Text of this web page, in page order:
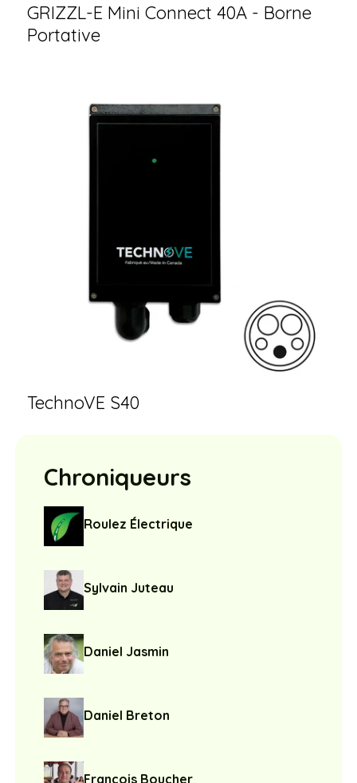
GRIZZL-E Mini Connect 40A - Borne
Portative
TechnoVE S40
Chroniqueurs
Roulez Électrique
Sylvain Juteau
Daniel Jasmin
Daniel Breton
François Boucher